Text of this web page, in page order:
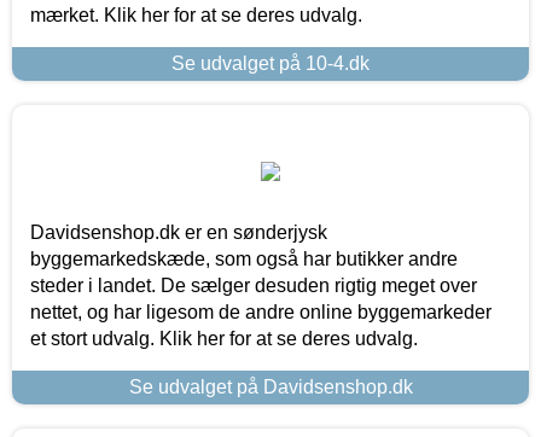
mærket. Klik her for at se deres udvalg.
Se udvalget på 10-4.dk
Davidsenshop.dk er en sønderjysk
byggemarkedskæde, som også har butikker andre
steder i landet. De sælger desuden rigtig meget over
nettet, og har ligesom de andre online byggemarkeder
et stort udvalg. Klik her for at se deres udvalg.
Se udvalget på Davidsenshop.dk